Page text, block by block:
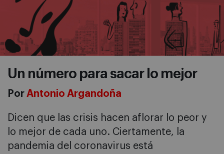
Un número para sacar lo mejor
Por Antonio Argandoña
Dicen que las crisis hacen aflorar lo peor y
lo mejor de cada uno. Ciertamente, la
pandemia del coronavirus está